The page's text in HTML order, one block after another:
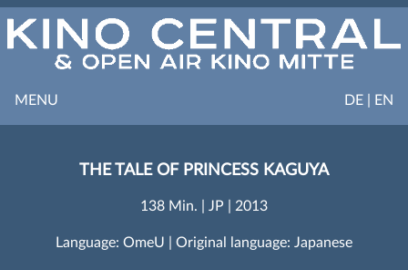
DE | EN
MENU
THE TALE OF PRINCESS KAGUYA
138 Min. | JP | 2013
Language: OmeU | Original language: Japanese